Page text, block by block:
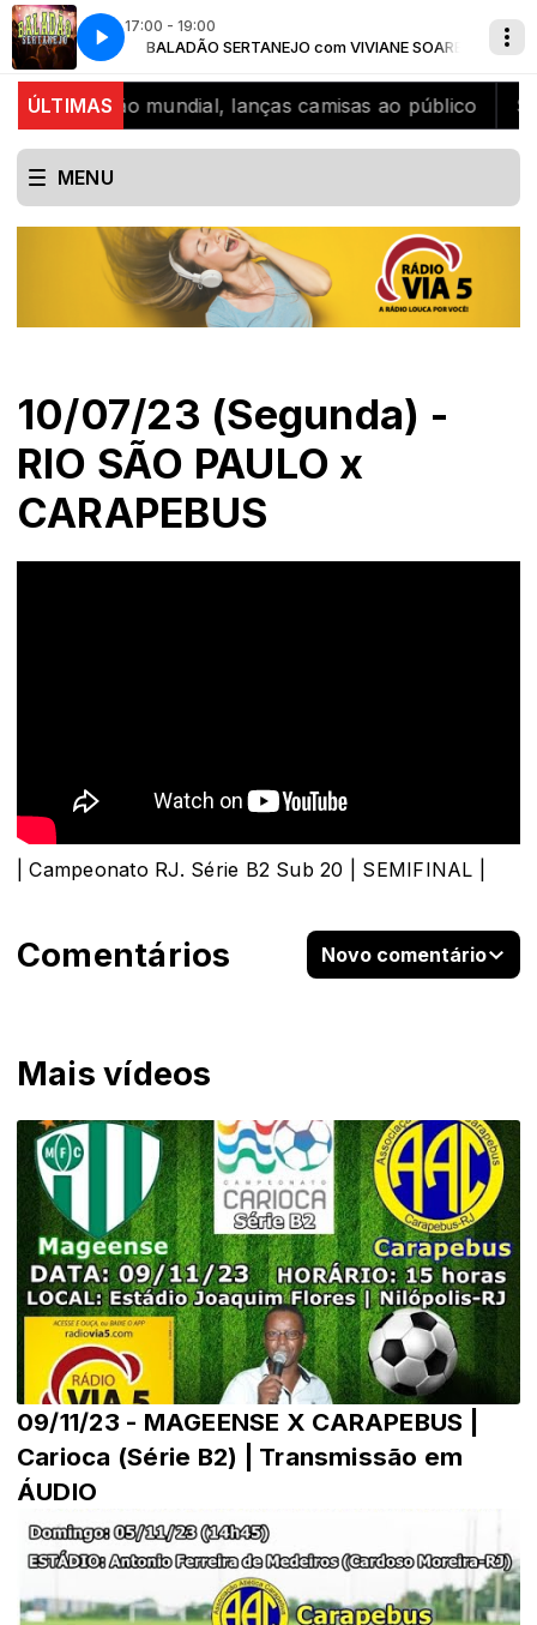
17:00 - 19:00
SOARES BALADÃO SERTANEJO com VIVIANE SOARES
A Radio louca por voce
ÚLTIMASmundial, lanças camisas ao público
MENU
10/07/23 (Segunda) -
RIO SÃO PAULO x
CARAPEBUS
Mais vídeos
09/11/23 - MAGEENSE X CARAPEBUS |
Carioca (Série B2) | Transmissão em
ÁUDIO
| Campeonato RJ. Série B2 Sub 20 | SEMIFINAL |
Comentários Novo comentário